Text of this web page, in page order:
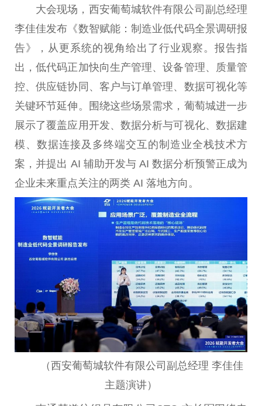
大会现场，西安葡萄城软件有限公司副总经理
李佳佳发布《数智赋能：制造业低代码全景调研报
告》，从更系统的视角给出了行业观察。报告指
出，低代码正加快向生产管理、设备管理、质量管
控、供应链协同、客户与订单管理、数据可视化等
关键环节延伸。围绕这些场景需求，葡萄城进一步
展示了覆盖应用开发、数据分析与可视化、数据建
模、数据连接及多终端交互的制造业全栈技术方
案，并提出 AI 辅助开发与 AI 数据分析预警正成为
企业未来重点关注的两类 AI 落地方向。
（西安葡萄城软件有限公司副总经理 李佳佳
主题演讲）